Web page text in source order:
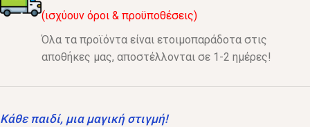
(ισχύουν όροι & προϋποθέσεις)
Όλα τα προϊόντα είναι ετοιμοπαράδοτα στις
αποθήκες μας, αποστέλλονται σε 1-2 ημέρες!
Κάθε παιδί, μια μαγική στιγμή!